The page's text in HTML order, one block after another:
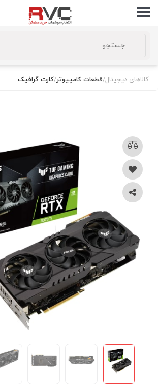
کالاهای دیجیتال/قطعات کامپیوتر/کارت گرافیک